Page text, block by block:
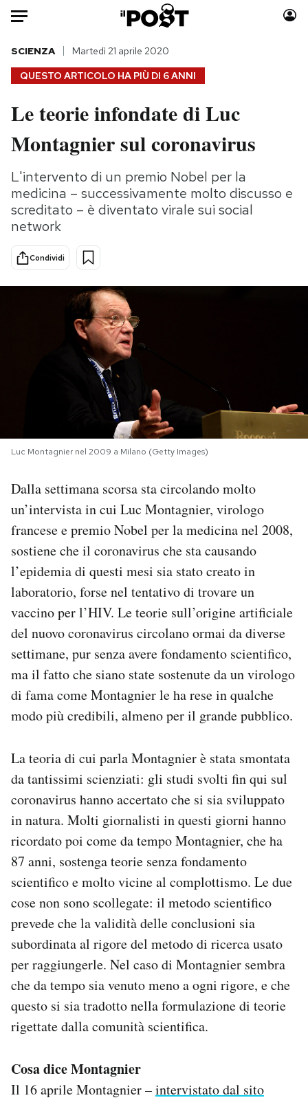
Auto
HOME
Italia
Politica
Tecnologia
Internet
Scienza
Cultura
Economia
Moda
Consumismi
Storie/Idee
Ok Boomer!
Media
PODCAST
CALENDARIO
Area Personale
Newsletter
Notifiche mobile
Hai bisogno di aiuto?
Esci
QUESTO ARTICOLO HA PIÙ DI 6 ANNI
SCIENZA Martedì 21 aprile 2020
Le teorie infondate di Luc
Montagnier sul coronavirus
L'intervento di un premio Nobel per la
medicina – successivamente molto discusso e
screditato – è diventato virale sui social
network
Condividi
Luc Montagnier nel 2009 a Milano (Getty Images)
Dalla settimana scorsa sta circolando molto
un’intervista in cui Luc Montagnier, virologo
francese e premio Nobel per la medicina nel 2008,
sostiene che il coronavirus che sta causando
l’epidemia di questi mesi sia stato creato in
laboratorio, forse nel tentativo di trovare un
vaccino per l’HIV. Le teorie sull’origine artificiale
del nuovo coronavirus circolano ormai da diverse
settimane, pur senza avere fondamento scientifico,
ma il fatto che siano state sostenute da un virologo
di fama come Montagnier le ha rese in qualche
modo più credibili, almeno per il grande pubblico.
La teoria di cui parla Montagnier è stata smontata
da tantissimi scienziati: gli studi svolti fin qui sul
coronavirus hanno accertato che si sia sviluppato
in natura. Molti giornalisti in questi giorni hanno
ricordato poi come da tempo Montagnier, che ha
87 anni, sostenga teorie senza fondamento
scientifico e molto vicine al complottismo. Le due
cose non sono scollegate: il metodo scientifico
prevede che la validità delle conclusioni sia
subordinata al rigore del metodo di ricerca usato
per raggiungerle. Nel caso di Montagnier sembra
che da tempo sia venuto meno a ogni rigore, e che
questo si sia tradotto nella formulazione di teorie
rigettate dalla comunità scientifica.
Cosa dice Montagnier
Il 16 aprile Montagnier –intervistato dal sito